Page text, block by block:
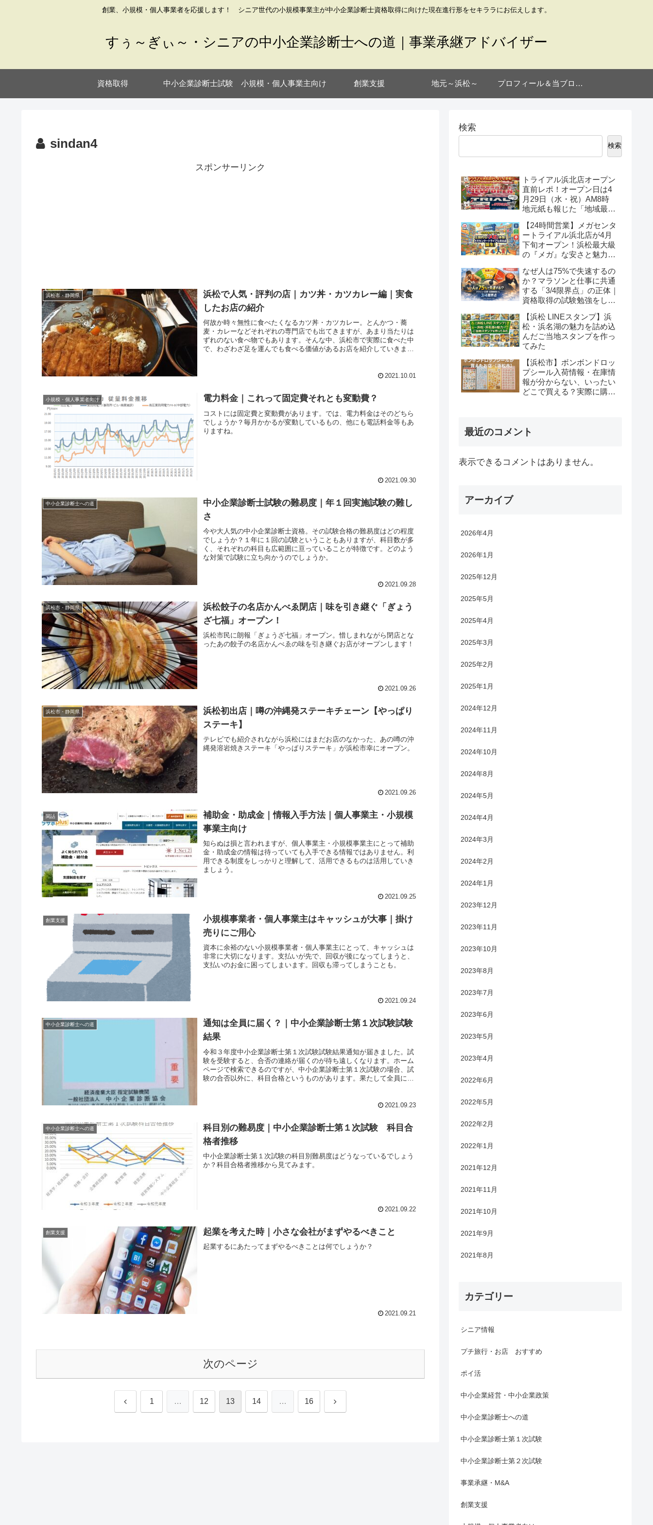
創業、小規模・個人事業者を応援します！ シニア世代の小規模事業主が中小企業診断士資格取得に向けた現在進行形をセキララにお伝えします。
すぅ～ぎぃ～・シニアの中小企業診断士への道｜事業承継アドバイザー
資格取得 中小企業診断士試験 小規模・個人事業主向け 創業支援 地元～浜松～ プロフィール＆当ブログについて
sindan4
スポンサーリンク
浜松市・静岡県
浜松で人気・評判の店｜カツ丼・カツカレー編｜実食
したお店の紹介
何故か時々無性に食べたくなるカツ丼・カツカレー。とんかつ・蕎
麦・カレーなどそれぞれの専門店でも出てきますが、あまり当たりは
ずれのない食べ物でもあります。そんな中、浜松市で実際に食べた中
で、わざわざ足を運んでも食べる価値があるお店を紹介していきま
2021.10.01
小規模・個人事業者向け 電力料金｜これって固定費それとも変動費？
コストには固定費と変動費があります。では、電力料金はそのどちら
でしょうか？毎月かかるが変動しているもの、他にも電話料金等もあ
りますね。
2021.09.30
中小企業診断士への道
中小企業診断士試験の難易度｜年１回実施試験の難し
さ
今や大人気の中小企業診断士資格。その試験合格の難易度はどの程度
でしょうか？１年に１回の試験ということもありますが、科目数が多
く、それぞれの科目も広範囲に亘っていることが特徴です。どのよう
な対策で試験に立ち向かうのでしょうか。
2021.09.28
浜松市・静岡県
浜松餃子の名店かんべゑ閉店｜味を引き継ぐ「ぎょう
ざ七福」オープン！
浜松市民に朗報「ぎょうざ七福」オープン。惜しまれながら閉店とな
ったあの餃子の名店かんべゑの味を引き継ぐお店がオープンします！
2021.09.26
浜松市・静岡県
浜松初出店｜噂の沖縄発ステーキチェーン【やっぱり
ステーキ】
テレビでも紹介されながら浜松にはまだお店のなかった、あの噂の沖
縄発溶岩焼きステーキ「やっぱりステーキ」が浜松市幸にオープン。
2021.09.26
閑話
補助金・助成金｜情報入手方法｜個人事業主・小規模
事業主向け
知らぬは損と言われますが、個人事業主・小規模事業主にとって補助
金・助成金の情報は待っていても入手できる情報ではありません。利
用できる制度をしっかりと理解して、活用できるものは活用していき
ましょう。
2021.09.25
創業支援
小規模事業者・個人事業主はキャッシュが大事｜掛け
売りにご用心
資本に余裕のない小規模事業者・個人事業主にとって、キャッシュは
非常に大切になります。支払いが先で、回収が後になってしまうと、
支払いのお金に困ってしまいます。回収も滞ってしまうことも。
2021.09.24
中小企業診断士への道
通知は全員に届く？｜中小企業診断士第１次試験試験
結果
令和３年度中小企業診断士第１次試験試験結果通知が届きました。試
験を受験すると、合否の連絡が届くのが待ち遠しくなります。ホーム
ページで検索できるのですが、中小企業診断士第１次試験の場合、試
験の合否以外に、科目合格というものがあります。果たして全員に通
2021.09.23
中小企業診断士への道
科目別の難易度｜中小企業診断士第１次試験 科目合
格者推移
中小企業診断士第１次試験の科目別難易度はどうなっているでしょう
か？科目合格者推移から見てみます。
2021.09.22
創業支援 起業を考えた時｜小さな会社がまずやるべきこと
起業するにあたってまずやるべきことは何でしょうか？
2021.09.21
次のページ
前 1 … 12 13 14 … 16 次
検索
検索
トライアル浜北店オープン
直前レポ！オープン日は4
月29日（水・祝）AM8時
地元紙も報じた「地域最大
【24時間営業】メガセンタ
ートライアル浜北店が4月
下旬オープン！浜松最大級
の『メガ』な安さと魅力を
なぜ人は75%で失速するの
か？マラソンと仕事に共通
する「3/4限界点」の正体｜
資格取得の試験勉強をして
【浜松 LINEスタンプ】浜
松・浜名湖の魅力を詰め込
んだご当地スタンプを作っ
てみた
【浜松市】ボンボンドロッ
プシール入荷情報・在庫情
報が分からない、いったい
どこで買える？実際に購入
最近のコメント
表示できるコメントはありません。
アーカイブ
2026年4月
2026年1月
2025年12月
2025年5月
2025年4月
2025年3月
2025年2月
2025年1月
2024年12月
2024年11月
2024年10月
2024年8月
2024年5月
2024年4月
2024年3月
2024年2月
2024年1月
2023年12月
2023年11月
2023年10月
2023年8月
2023年7月
2023年6月
2023年5月
2023年4月
2022年6月
2022年5月
2022年2月
2022年1月
2021年12月
2021年11月
2021年10月
2021年9月
2021年8月
カテゴリー
シニア情報
プチ旅行・お店 おすすめ
ポイ活
中小企業経営・中小企業政策
中小企業診断士への道
中小企業診断士第１次試験
中小企業診断士第２次試験
事業承継・M&A
創業支援